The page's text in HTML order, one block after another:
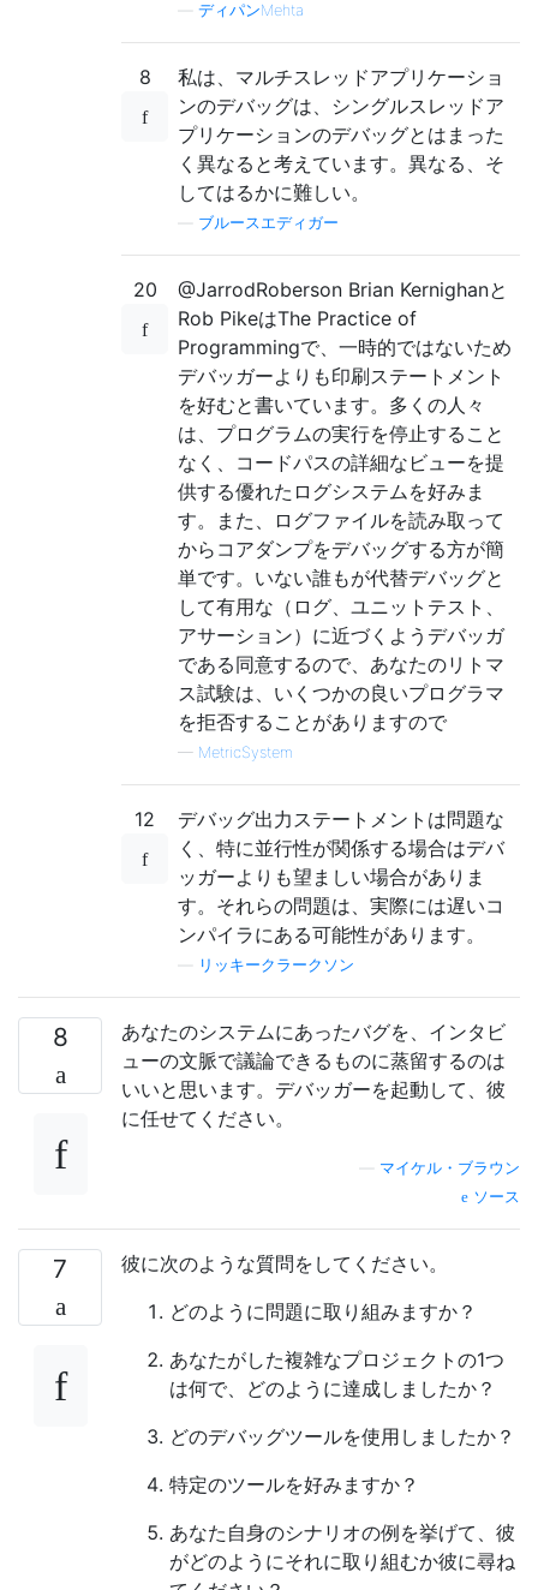
ディパンMehta
8
私は、マルチスレッドアプリケーショ
ンのデバッグは、シングルスレッドア
プリケーションのデバッグとはまった
く異なると考えています。異なる、そ
してはるかに難しい。
ブルースエディガー
20
@JarrodRoberson Brian Kernighanと
Rob PikeはThe Practice of
Programmingで、一時的ではないため
デバッガーよりも印刷ステートメント
を好むと書いています。多くの人々
は、プログラムの実行を停止すること
なく、コードパスの詳細なビューを提
供する優れたログシステムを好みま
す。また、ログファイルを読み取って
からコアダンプをデバッグする方が簡
単です。いない誰もが代替デバッグと
して有用な（ログ、ユニットテスト、
アサーション）に近づくようデバッガ
である同意するので、あなたのリトマ
ス試験は、いくつかの良いプログラマ
を拒否することがありますので
— MetricSystem
12
デバッグ出力ステートメントは問題な
く、特に並行性が関係する場合はデバ
ッガーよりも望ましい場合がありま
す。それらの問題は、実際には遅いコ
ンパイラにある可能性があります。
リッキークラークソン
8
あなたのシステムにあったバグを、インタビ
ューの文脈で議論できるものに蒸留するのは
いいと思います。デバッガーを起動して、彼
に任せてください。
マイケル・ブラウン
ソース
7
彼に次のような質問をしてください。
どのように問題に取り組みますか？
あなたがした複雑なプロジェクトの1つ
は何で、どのように達成しましたか？
どのデバッグツールを使用しましたか？
特定のツールを好みますか？
あなた自身のシナリオの例を挙げて、彼
がどのようにそれに取り組むか彼に尋ね